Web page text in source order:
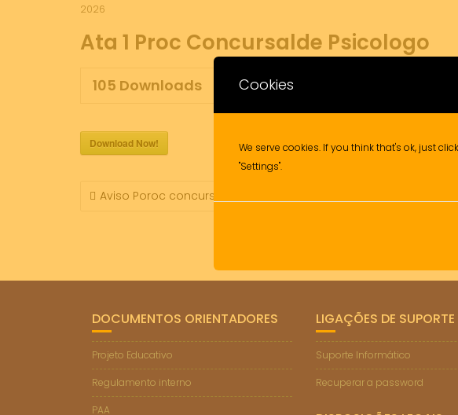
2026
Ata 1 Proc Concursalde Psicologo
105 Downloads
Download Now!
NAVEGAÇÃO
DE Aviso Poroc concursal psicologo
DOCUMENTOS ORIENTADORES
Projeto Educativo
Regulamento interno
PAA
LIGAÇÕES DE SUPORTE
Suporte Informático
Recuperar a password
Cookies
We serve cookies. If you think that's ok, just
"Settings".